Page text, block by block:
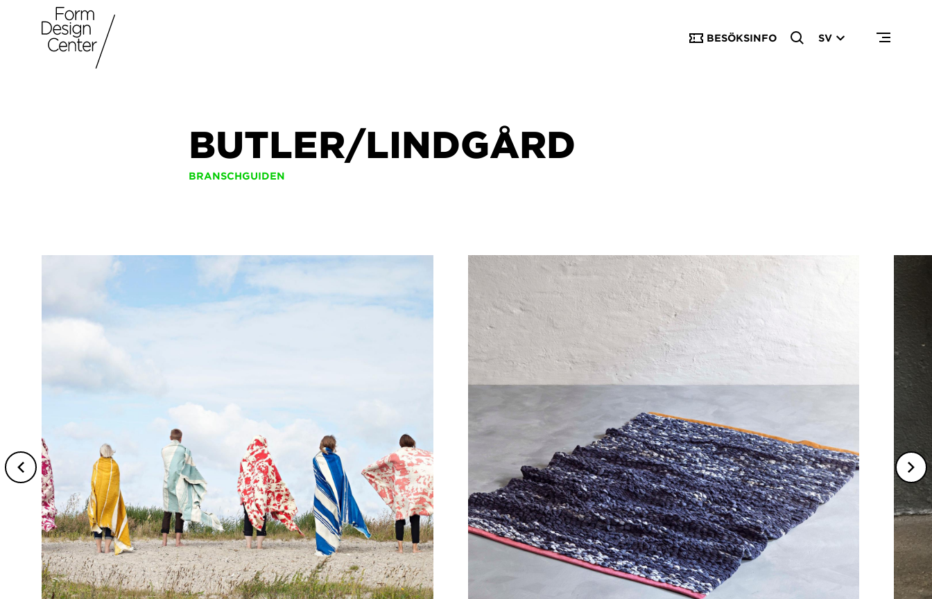
BESÖKSINFO SV
BUTLER/LINDGÅRD
BRANSCHGUIDEN